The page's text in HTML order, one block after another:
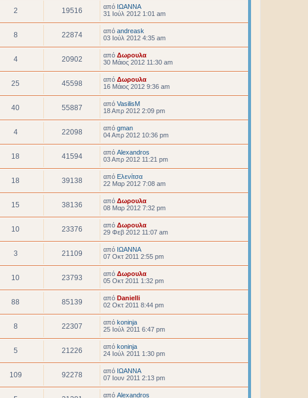
2 19516 από ΙΩΑΝΝΑ
31 Ιούλ 2012 1:01 am
8 22874 από andreask
03 Ιούλ 2012 4:35 am
4 20902 από Δωρουλα
30 Μάιος 2012 11:30 am
25 45598 από Δωρουλα
16 Μάιος 2012 9:36 am
40 55887 από VasilisM
18 Απρ 2012 2:09 pm
4 22098 από gman
04 Απρ 2012 10:36 pm
18 41594 από Alexandros
03 Απρ 2012 11:21 pm
18 39138 από Ελενίτσα
22 Μαρ 2012 7:08 am
15 38136 από Δωρουλα
08 Μαρ 2012 7:32 pm
10 23376 από Δωρουλα
29 Φεβ 2012 11:07 am
3 21109 από ΙΩΑΝΝΑ
07 Οκτ 2011 2:55 pm
10 23793 από Δωρουλα
05 Οκτ 2011 1:32 pm
88 85139 από Danielli
02 Οκτ 2011 8:44 pm
8 22307 από koninja
25 Ιούλ 2011 6:47 pm
5 21226 από koninja
24 Ιούλ 2011 1:30 pm
109 92278 από ΙΩΑΝΝΑ
07 Ιουν 2011 2:13 pm
από Alexandros